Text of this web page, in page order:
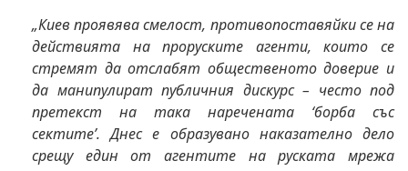
„Киев проявява смелост, противопоставяйки се на
действията на проруските агенти, които се
стремят да отслабят общественото доверие и
да манипулират публичния дискурс – често под
претекст на така наречената ‘борба със
сектите’. Днес е образувано наказателно дело
срещу един от агентите на руската мрежа